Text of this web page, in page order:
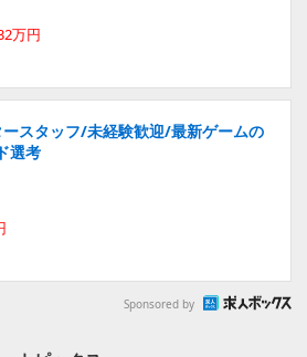
万円
スタッフ/未経験歓迎/最新ゲームの
選考
Sponsored by